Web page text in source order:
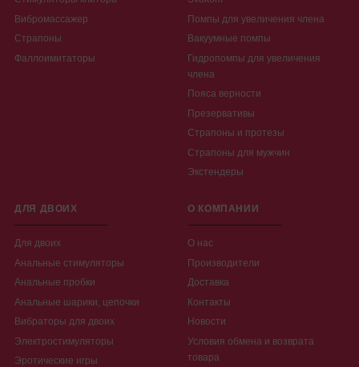
Вибромассажер
Страпоны
Фаллоимитаторы
Помпы для увеличения члена
Вакуумные помпы
Гидропомпы для увеличения
члена
Пояса верности
Презервативы
Страпоны и протезы
Страпоны для мужчин
Экстендеры
ДЛЯ ДВОИХ
Для двоих
Анальные стимуляторы
Анальные пробки
Анальные шарики, цепочки
Вибраторы для двоих
Электростимуляторы
Эротические игры
О КОМПАНИИ
О нас
Производители
Доставка
Контакты
Новости
Условия обмена и возврата
товара